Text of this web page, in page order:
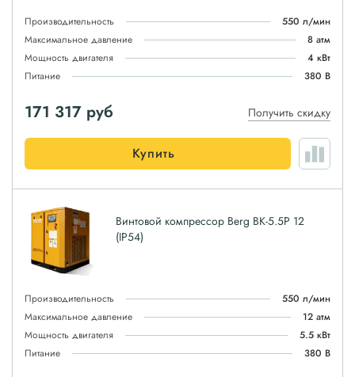
Производительность
550 л/мин
Максимальное давление
8 атм
Мощность двигателя
4 кВт
Питание
380 В
171 317 руб Получить скидку
Купить
Винтовой компрессор Berg ВК-5.5Р 12
(IP54)
Производительность
550 л/мин
Максимальное давление
12 атм
Мощность двигателя
5.5 кВт
Питание
380 В